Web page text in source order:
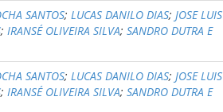
SANTOS; LUCAS DANILO DIAS; JOSE LUIS
; IRANSÉ OLIVEIRA SILVA; SANDRO DUTRA E
SANTOS; LUCAS DANILO DIAS; JOSE LUIS
; IRANSÉ OLIVEIRA SILVA; SANDRO DUTRA E